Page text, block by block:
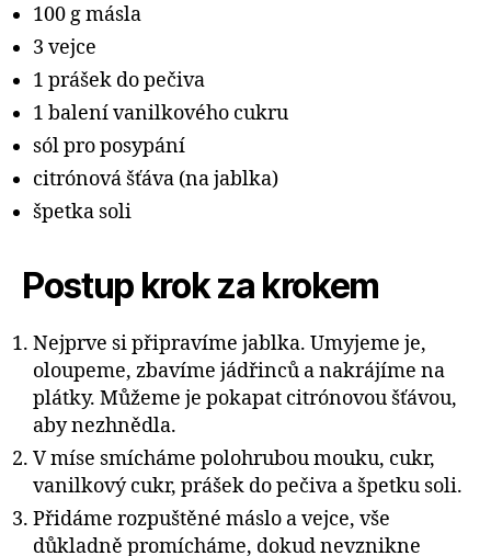
100 g másla
3 vejce
1 prášek do pečiva
1 balení vanilkového cukru
sól pro posypání
citrónová šťáva (na jablka)
špetka soli
Postup krok za krokem
Nejprve si připravíme jablka. Umyjeme je,
oloupeme, zbavíme jádřinců a nakrájíme na
plátky. Můžeme je pokapat citrónovou šťávou,
aby nezhnědla.
V míse smícháme polohrubou mouku, cukr,
vanilkový cukr, prášek do pečiva a špetku soli.
Přidáme rozpuštěné máslo a vejce, vše
důkladně promícháme, dokud nevznikne